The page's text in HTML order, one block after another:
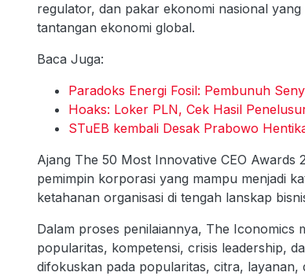
regulator, dan pakar ekonomi nasional
tantangan ekonomi global.
Baca Juga:
Paradoks Energi Fosil: Pembunuh
Hoaks: Loker PLN, Cek Hasil
STuEB kembali Desak Prabowo
Ajang The 50 Most Innovative CEO Awards
pemimpin korporasi yang mampu menjadi
ketahanan organisasi di tengah lanskap
Dalam proses penilaiannya, The Iconomics
popularitas, kompetensi, crisis leadership,
difokuskan pada popularitas, citra,